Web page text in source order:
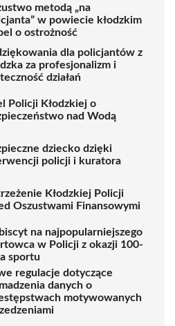
metodą „na
w powiecie kłodzkim
o ostrożność
dla policjantów z
za profesjonalizm i
działań
Policji Kłodzkiej o
nad Wodą
dziecko dzięki
policji i kuratora
Kłodzkiej Policji
Oszustwami Finansowymi
na najpopularniejszego
w Policji z okazji 100-
sportu
regulacje dotyczące
danych o
motywowanych